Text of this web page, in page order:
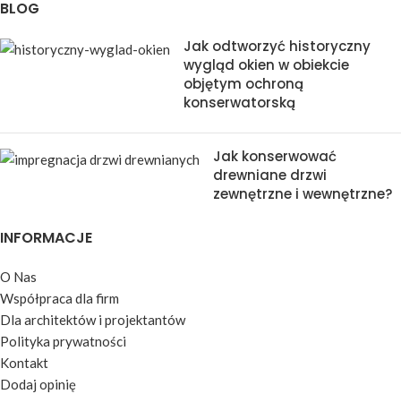
BLOG
Jak odtworzyć historyczny
wygląd okien w obiekcie
objętym ochroną
konserwatorską
Jak konserwować
drewniane drzwi
zewnętrzne i wewnętrzne?
INFORMACJE
O Nas
Współpraca dla firm
Dla architektów i projektantów
Polityka prywatności
Kontakt
Dodaj opinię